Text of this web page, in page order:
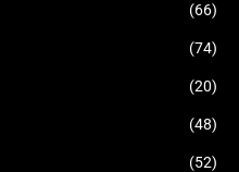
(66)
(74)
(20)
(48)
(52)